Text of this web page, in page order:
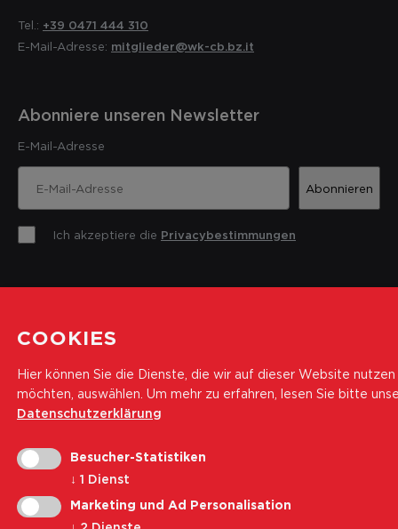
Tel.: +39 0471 444 310
E-Mail-Adresse: mitglieder@wk-cb.bz.it
Abonniere unseren Newsletter
E-Mail-Adresse
Abonnieren
Ich akzeptiere die Privacybestimmungen
Transparenz
COOKIES
Hier können Sie die Dienste, die wir auf dieser Website nutzen
möchten, auswählen. Um mehr zu erfahren, lesen Sie bitte
Datenschutzerklärung
Besucher-Statistiken
↓ 1 Dienst
Marketing und Ad Personalisation